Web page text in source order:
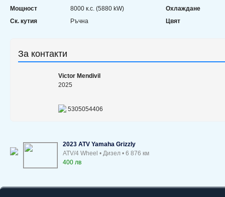
Мощност
8000 к.с. (5880 kW)
Охлаждане
Ск. кутия
Ръчна Цвят
За контакти
Victor Mendivil
2025
5305054406
2023 ATV Yamaha Grizzly
ATV/4 Wheel • Дизел • 6 876 км
400 лв